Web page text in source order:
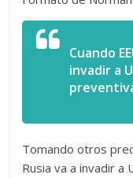
Cuando
invadir a
Tomando otros
Rusia va a invadir a